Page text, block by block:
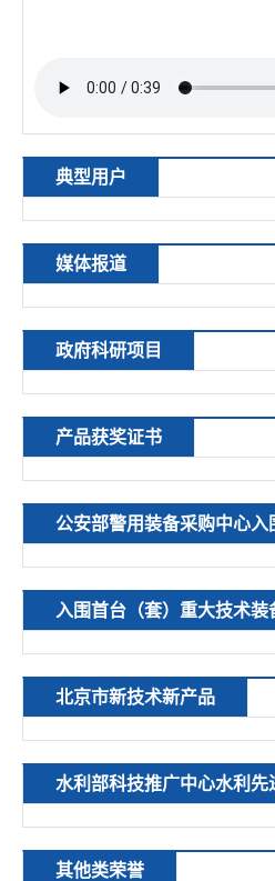
典型用户
媒体报道
政府科研项目
产品获奖证书
公安部警用装备采购中心入
入围首台（套）重大技术装
北京市新技术新产品
水利部科技推广中心水利
其他类荣誉